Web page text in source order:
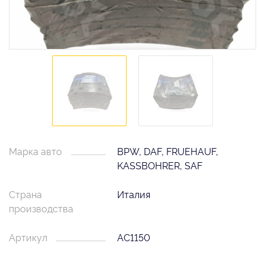
Марка авто
BPW, DAF, FRUEHAUF,
KASSBOHRER, SAF
Страна
производства
Италия
Артикул AC1150